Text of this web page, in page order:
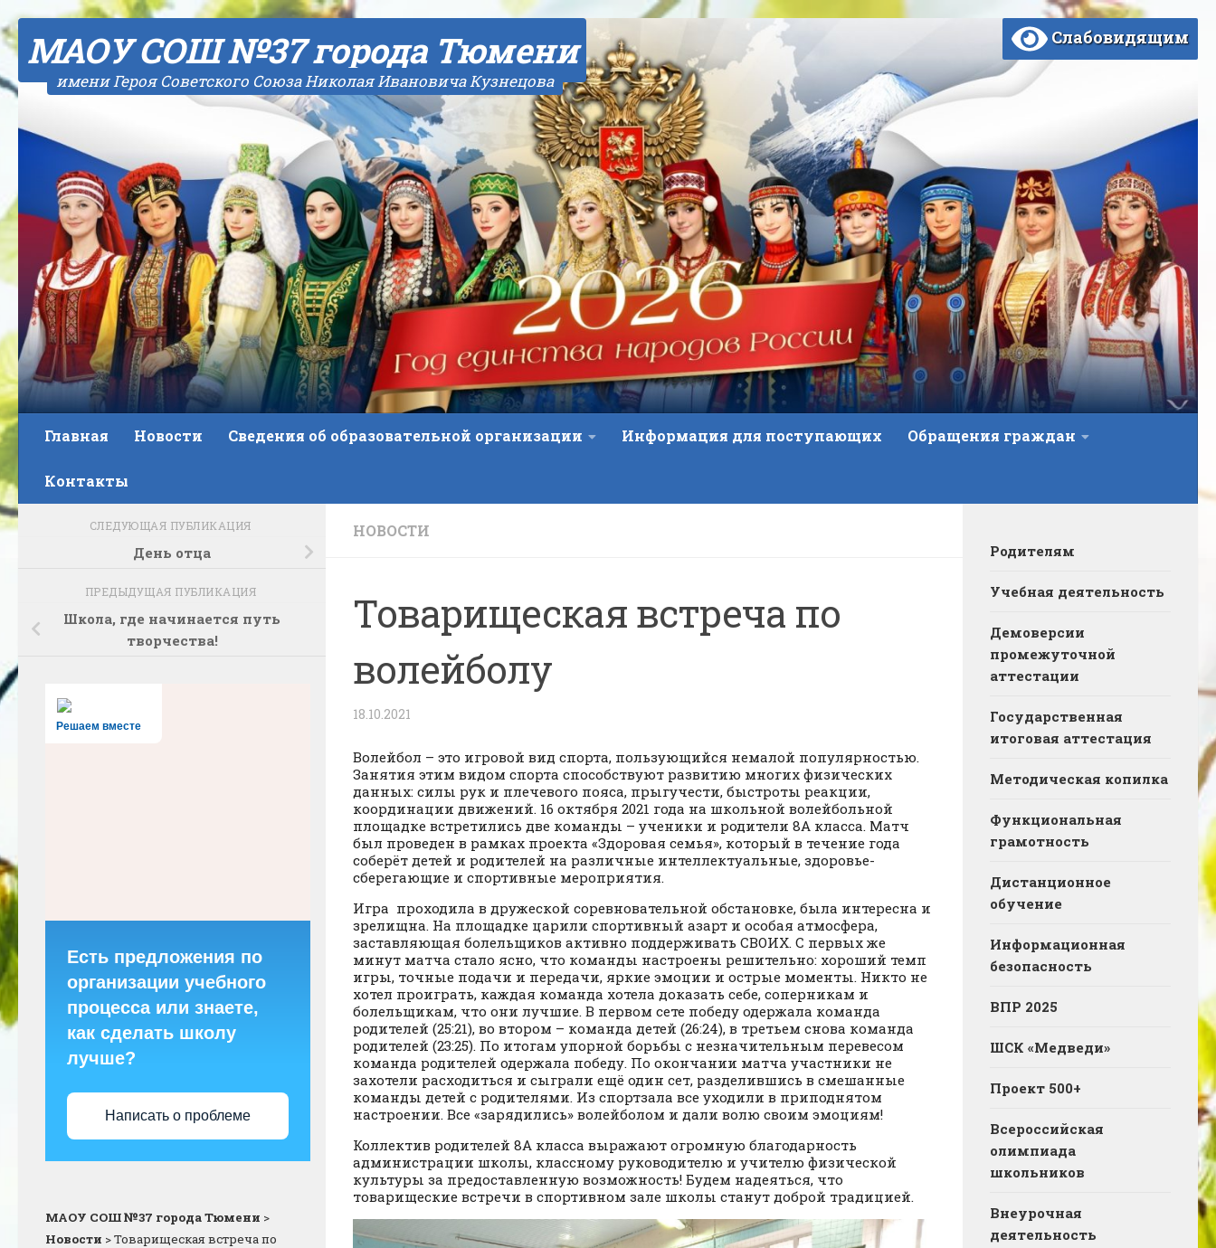
МАОУ СОШ №37 города Тюмени
имени Героя Советского Союза Николая Ивановича Кузнецова
Слабовидящим
Главная Новости Сведения об образовательной организации Информация для поступающих Обращения граждан
Контакты
НОВОСТИ
Товарищеская встреча по
волейболу
18.10.2021
Волейбол – это игровой вид спорта, пользующийся немалой популярностью.
Занятия этим видом спорта способствуют развитию многих физических
данных: силы рук и плечевого пояса, прыгучести, быстроты реакции,
координации движений. 16 октября 2021 года на школьной волейбольной
площадке встретились две команды – ученики и родители 8А класса. Матч
был проведен в рамках проекта «Здоровая семья», который в течение года
соберёт детей и родителей на различные интеллектуальные, здоровье-
сберегающие и спортивные мероприятия.
Игра проходила в дружеской соревновательной обстановке, была интересна и
зрелищна. На площадке царили спортивный азарт и особая атмосфера,
заставляющая болельщиков активно поддерживать СВОИХ. С первых же
минут матча стало ясно, что команды настроены решительно: хороший темп
игры, точные подачи и передачи, яркие эмоции и острые моменты. Никто не
хотел проиграть, каждая команда хотела доказать себе, соперникам и
болельщикам, что они лучшие. В первом сете победу одержала команда
родителей (25:21), во втором – команда детей (26:24), в третьем снова команда
родителей (23:25). По итогам упорной борьбы с незначительным перевесом
команда родителей одержала победу. По окончании матча участники не
захотели расходиться и сыграли ещё один сет, разделившись в смешанные
команды детей с родителями. Из спортзала все уходили в приподнятом
настроении. Все «зарядились» волейболом и дали волю своим эмоциям!
Коллектив родителей 8А класса выражают огромную благодарность
администрации школы, классному руководителю и учителю физической
культуры за предоставленную возможность! Будем надеяться, что
товарищеские встречи в спортивном зале школы станут доброй традицией.
СЛЕДУЮЩАЯ ПУБЛИКАЦИЯ
День отца
ПРЕДЫДУЩАЯ ПУБЛИКАЦИЯ
Школа, где начинается путь
творчества!
Решаем вместе
Есть предложения по
организации учебного
процесса или знаете,
как сделать школу
лучше?
Написать о проблеме
МАОУ СОШ №37 города Тюмени >
Новости >Товарищеская встреча по
Родителям
Учебная деятельность
Демоверсии
промежуточной
аттестации
Государственная
итоговая аттестация
Методическая копилка
Функциональная
грамотность
Дистанционное
обучение
Информационная
безопасность
ВПР 2025
ШСК «Медведи»
Проект 500+
Всероссийская
олимпиада
школьников
Внеурочная
деятельность